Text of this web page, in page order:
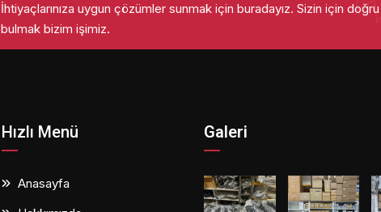
İhtiyaçlarınıza uygun çözümler sunmak için buradayız. Sizin için
bulmak bizim işimiz.
Hızlı Menü
Anasayfa
Galeri